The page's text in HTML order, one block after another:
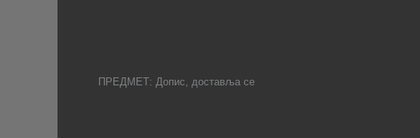
ПРЕДМЕТ: Допис, доставља се